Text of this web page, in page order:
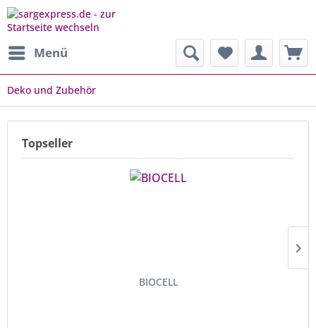
Menü
Deko und Zubehör
Topseller
BIOCELL